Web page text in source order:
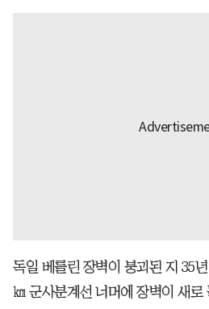
독일 베를린 장벽이 붕괴된 지 35
㎞ 군사분계선 너머에 장벽이 새로